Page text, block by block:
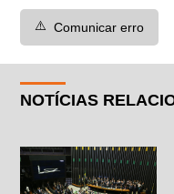
⚠️ Comunicar erro
NOTÍCIAS